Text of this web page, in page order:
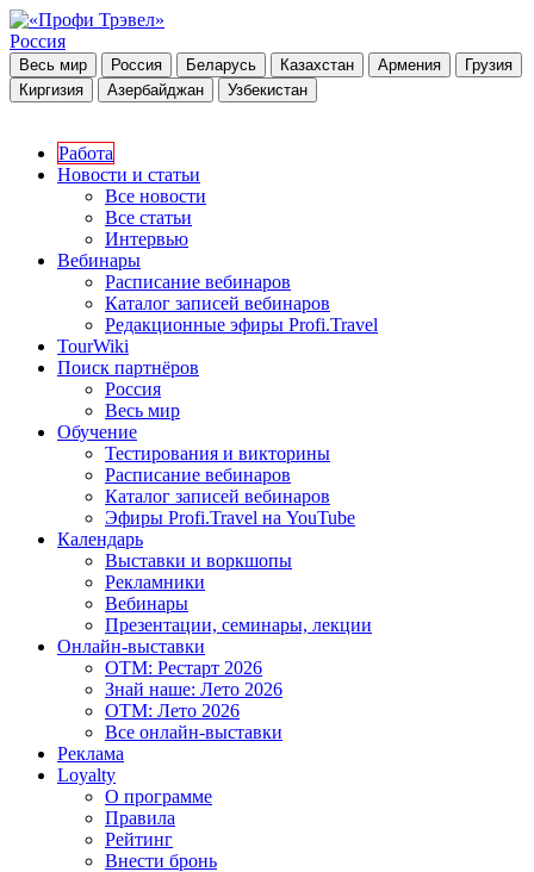
Россия
Весь мир Россия Беларусь Казахстан Армения
Грузия
Киргизия
Азербайджан Узбекистан
Работа
Новости и статьи
Все новости
Все статьи
Интервью
Вебинары
Расписание вебинаров
Каталог записей вебинаров
Редакционные эфиры Profi.Travel
TourWiki
Поиск партнёров
Россия
Весь мир
Обучение
Тестирования и викторины
Расписание вебинаров
Каталог записей вебинаров
Эфиры Profi.Travel на YouTube
Календарь
Выставки и воркшопы
Рекламники
Вебинары
Презентации, семинары, лекции
Онлайн-выставки
OTM: Рестарт 2026
Знай наше: Лето 2026
OTM: Лето 2026
Все онлайн-выставки
Реклама
Loyalty
О программе
Правила
Рейтинг
Внести бронь